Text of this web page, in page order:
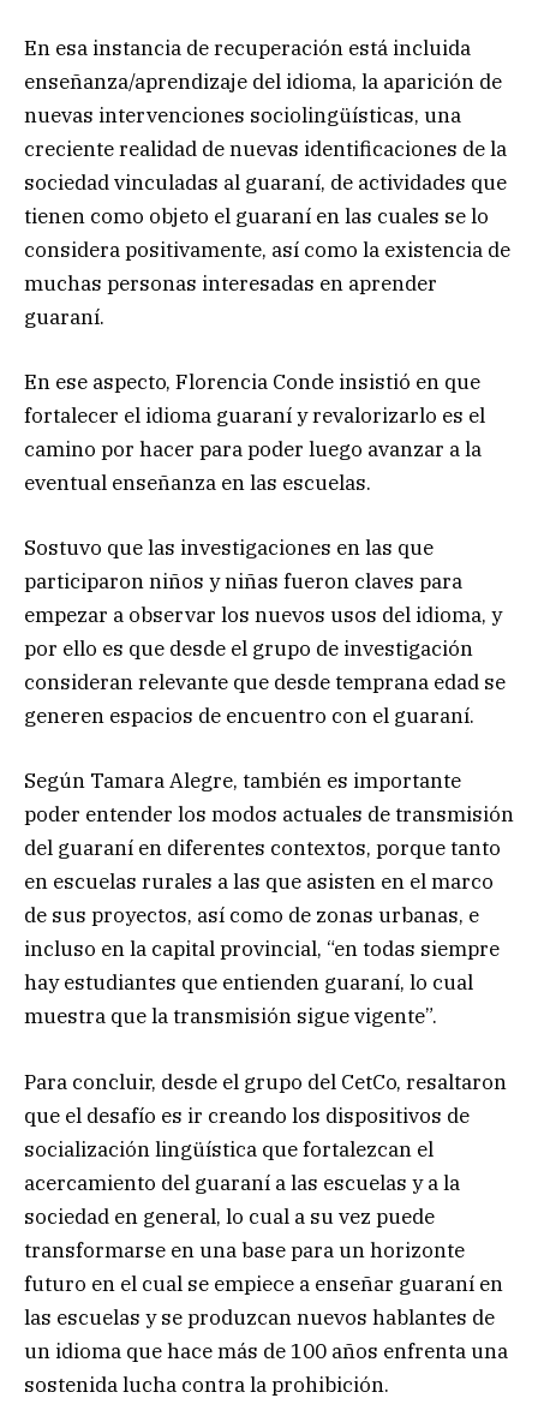
En esa instancia de recuperación está incluida
enseñanza/aprendizaje del idioma, la aparición de
nuevas intervenciones sociolingüísticas, una
creciente realidad de nuevas identificaciones de la
sociedad vinculadas al guaraní, de actividades que
tienen como objeto el guaraní en las cuales se lo
considera positivamente, así como la existencia de
muchas personas interesadas en aprender
guaraní.
En ese aspecto, Florencia Conde insistió en que
fortalecer el idioma guaraní y revalorizarlo es el
camino por hacer para poder luego avanzar a la
eventual enseñanza en las escuelas.
Sostuvo que las investigaciones en las que
participaron niños y niñas fueron claves para
empezar a observar los nuevos usos del idioma, y
por ello es que desde el grupo de investigación
consideran relevante que desde temprana edad se
generen espacios de encuentro con el guaraní.
Según Tamara Alegre, también es importante
poder entender los modos actuales de transmisión
del guaraní en diferentes contextos, porque tanto
en escuelas rurales a las que asisten en el marco
de sus proyectos, así como de zonas urbanas, e
incluso en la capital provincial, “en todas siempre
hay estudiantes que entienden guaraní, lo cual
muestra que la transmisión sigue vigente”.
Para concluir, desde el grupo del CetCo, resaltaron
que el desafío es ir creando los dispositivos de
socialización lingüística que fortalezcan el
acercamiento del guaraní a las escuelas y a la
sociedad en general, lo cual a su vez puede
transformarse en una base para un horizonte
futuro en el cual se empiece a enseñar guaraní en
las escuelas y se produzcan nuevos hablantes de
un idioma que hace más de 100 años enfrenta una
sostenida lucha contra la prohibición.